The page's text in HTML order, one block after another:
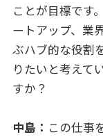
ことが目標です
ートアップ、業
ぶハブ的な役割
りたいと考えて
すか？
中島： この仕事